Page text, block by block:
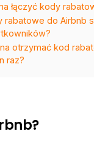
łączyć kody
rabatowe do Airbnb
otrzymać kod
raz?